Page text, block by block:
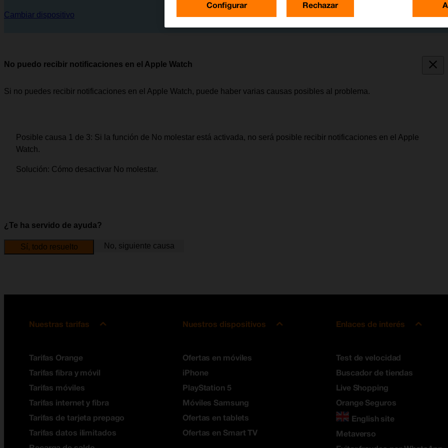
Cambiar dispositivo
No puedo recibir notificaciones en el Apple Watch
Si no puedes recibir notificaciones en el Apple Watch, puede haber varias causas posibles al problema.
Posible causa 1 de 3: Si la función de No molestar está activada, no será posible recibir notificaciones en el Apple
Watch.
Solución: Cómo desactivar No molestar.
¿Te ha servido de ayuda?
Sí, todo resuelto No, siguiente causa
Nuestras tarifas
Tarifas Orange
Tarifas fibra y móvil
Tarifas móviles
Tarifas internet y fibra
Tarifas de tarjeta prepago
Tarifas datos ilimitados
Nuestros dispositivos
Ofertas en móviles
iPhone
PlayStation 5
Móviles Samsung
Ofertas en tablets
Ofertas en Smart TV
Enlaces de interés
Test de velocidad
Buscador de tiendas
Live Shopping
Orange Seguros
English site
Metaverso
Configurar Rechazar